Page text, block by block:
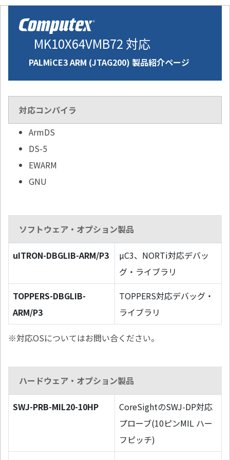
MK10X64VMB72 対応
PALMiCE3 ARM (JTAG200) 製品紹介ページ
対応コンパイラ
ArmDS
DS-5
EWARM
GNU
ソフトウェア・オプション製品
uITRON-DBGLIB-ARM/P3
µC3、NORTi対応デバッ
グ・ライブラリ
TOPPERS-DBGLIB-
ARM/P3
TOPPERS対応デバッグ・
ライブラリ
※対応OSについてはお問い合ください。
ハードウェア・オプション製品
SWJ-PRB-MIL20-10HP
CoreSightのSWJ-DP対応
プローブ(10ピンMIL ハー
フピッチ)